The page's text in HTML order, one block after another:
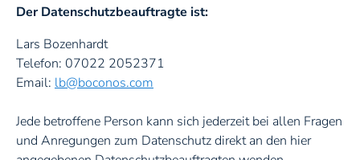
Gartenmöbel
Energie sparen
Steuerungstechnik
Der Datenschutzbeauftragte ist:
Lars Bozenhardt
Telefon: 07022 2052371
Email: lb@boconos.com
Jede betroffene Person kann sich jederzeit bei allen Fragen
und Anregungen zum Datenschutz direkt an den hier